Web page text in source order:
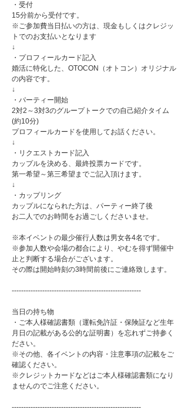
・受付
15分前から受付です。
※ご参加費当日払いの方は、現金もしくはクレジッ
トでのお支払いとなります
↓
・プロフィールカード記入
婚活に特化した、OTOCON（オトコン）オリジナル
の内容です。
↓
・パーティー開始
2対2～3対3のグループトークでの自己紹介タイム
(約10分)
プロフィールカードを使用してお話ください。
↓
・リクエストカード記入
カップルを決める、最終投票カードです。
第一希望～第三希望までご記入頂けます。
↓
・カップリング
カップルになられた方は、パーティー終了後
お二人でのお時間をお過ごしくださいませ。
※本イベントの最少催行人数は男女各4名です。
※参加人数や会場の都合により、やむを得ず開催中
止と判断する場合がございます。
その際は開始時刻の3時間前後にご連絡致します。
-------------------------------------------------------
当日の持ち物
・ご本人様確認書類（運転免許証・保険証など生年
月日の記載がある公的な証明書）を忘れずご持参く
ださい。
※その他、各イベントの内容・注意事項の記載をご
確認ください。
※クレジットカードなどはご本人様確認書類になり
ませんのでご注意ください。
-------------------------------------------------------